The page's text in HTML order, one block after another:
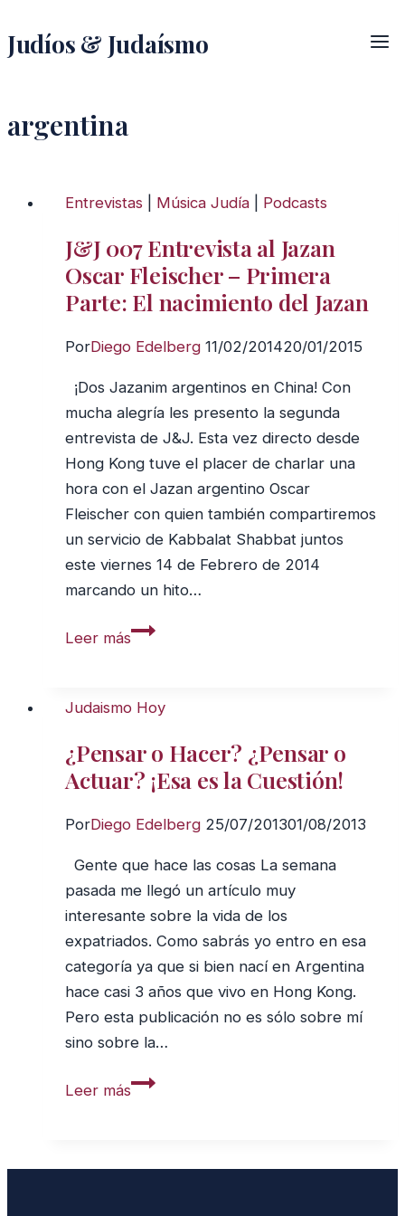
al
Judíos & Judaísmo
argentina
Entrevistas Música Judía Podcasts
J&J 007 Entrevista al Jazan
Oscar Fleischer – Primera
Parte: El nacimiento del Jazan
PorDiego Edelberg 11/02/201420/01/2015
¡Dos Jazanim argentinos en China! Con
mucha alegría les presento la segunda
entrevista de J&J. Esta vez directo desde
Hong Kong tuve el placer de charlar una
hora con el Jazan argentino Oscar
Fleischer con quien también compartiremos
un servicio de Kabbalat Shabbat juntos
este viernes 14 de Febrero de 2014
marcando un hito…
Leer másJ&J
al
Oscar
Fleischer
Primera
Parte:
nacimiento
del
Judaismo Hoy
¿Pensar o Hacer? ¿Pensar o
Actuar? ¡Esa es la Cuestión!
PorDiego Edelberg 25/07/201301/08/2013
Gente que hace las cosas La semana
pasada me llegó un artículo muy
interesante sobre la vida de los
expatriados. Como sabrás yo entro en esa
categoría ya que si bien nací en Argentina
hace casi 3 años que vivo en Hong Kong.
Pero esta publicación no es sólo sobre mí
sino sobre la…
Leer más¿Pensar